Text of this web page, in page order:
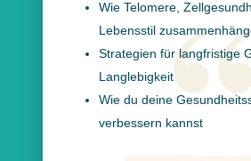
Wie Telomere,
Lebensstil
Strategien für langfristige
Langlebigkeit
Wie du deine
verbessern kannst